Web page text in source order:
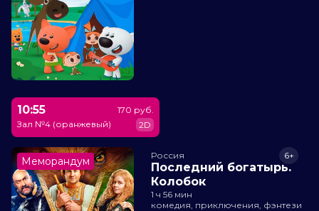
10:55
Зал №4 (оранжевый)
170 руб.
2D
Меморандум Россия
Последний богатырь.
Колобок
6+
1 ч 56 мин
комедия, приключения, фэнтези